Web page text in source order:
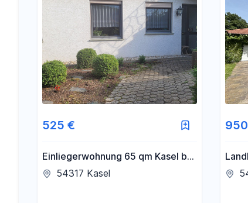
525 €
Einliegerwohnung 65 qm Kasel bei
TR zu vermieten
54317 Kasel